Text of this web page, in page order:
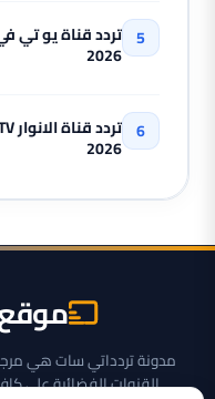
2026
2026
مدونة تردداتي سات هي
القنوات الفضائية على